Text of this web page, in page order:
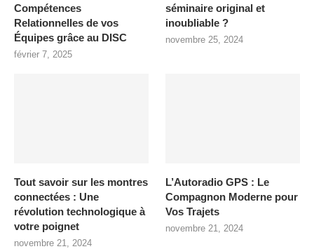
Compétences
Relationnelles de vos
Équipes grâce au DISC
février 7, 2025
séminaire original et
inoubliable ?
novembre 25, 2024
Tout savoir sur les montres
connectées : Une
révolution technologique à
votre poignet
novembre 21, 2024
L’Autoradio GPS : Le
Compagnon Moderne pour
Vos Trajets
novembre 21, 2024